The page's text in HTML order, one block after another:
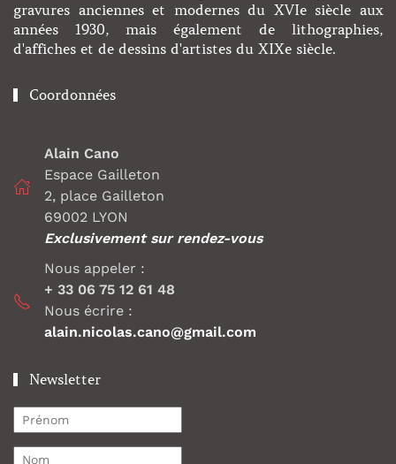
gravures anciennes et modernes du XVIe siècle aux
années 1930, mais également de lithographies,
d'affiches et de dessins d'artistes du XIXe siècle.
Coordonnées
Alain Cano
Espace Gailleton
2, place Gailleton
69002 LYON
Exclusivement sur rendez-vous
Nous appeler :
+ 33 06 75 12 61 48
Nous écrire :
alain.nicolas.cano@gmail.com
Newsletter